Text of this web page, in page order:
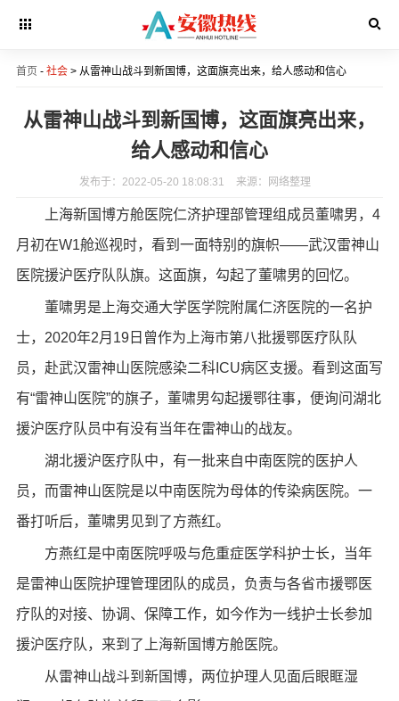
首页 - 社会> 从雷神山战斗到新国博，这面旗亮出来，给人感动和信心
从雷神山战斗到新国博，这面旗亮出来，
给人感动和信心
发布于：2022-05-20 18:08:31 来源：网络整理
上海新国博方舱医院仁济护理部管理组成员董啸男，4
月初在W1舱巡视时，看到一面特别的旗帜——武汉雷神山
医院援沪医疗队队旗。这面旗，勾起了董啸男的回忆。
董啸男是上海交通大学医学院附属仁济医院的一名护
士，2020年2月19日曾作为上海市第八批援鄂医疗队队
员，赴武汉雷神山医院感染二科ICU病区支援。看到这面写
有“雷神山医院”的旗子，董啸男勾起援鄂往事，便询问湖北
援沪医疗队员中有没有当年在雷神山的战友。
湖北援沪医疗队中，有一批来自中南医院的医护人
员，而雷神山医院是以中南医院为母体的传染病医院。一
番打听后，董啸男见到了方燕红。
方燕红是中南医院呼吸与危重症医学科护士长，当年
是雷神山医院护理管理团队的成员，负责与各省市援鄂医
疗队的对接、协调、保障工作，如今作为一线护士长参加
援沪医疗队，来到了上海新国博方舱医院。
从雷神山战斗到新国博，两位护理人见面后眼眶湿